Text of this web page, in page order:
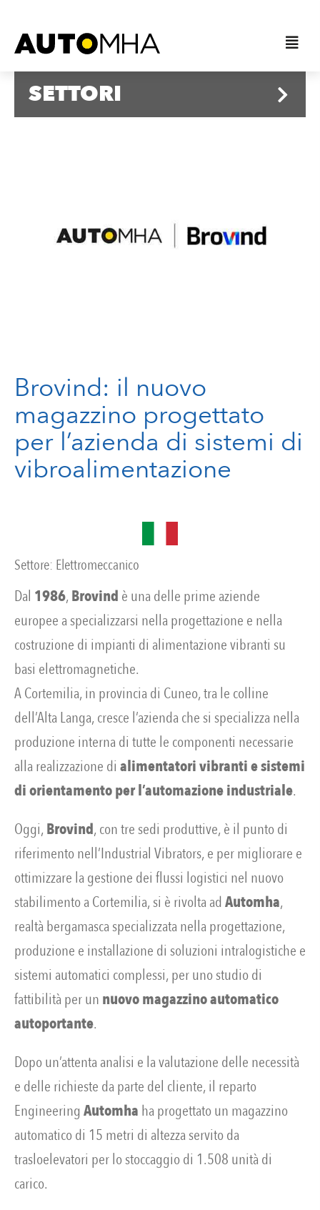
SETTORI
Brovind: il nuovo
magazzino progettato
per l’azienda di sistemi di
vibroalimentazione
Settore: Elettromeccanico
Dal 1986, Brovind è una delle prime aziende
europee a specializzarsi nella progettazione e nella
costruzione di impianti di alimentazione vibranti su
basi elettromagnetiche.
A Cortemilia, in provincia di Cuneo, tra le colline
dell’Alta Langa, cresce l’azienda che si specializza nella
produzione interna di tutte le componenti necessarie
alla realizzazione di alimentatori vibranti e sistemi
di orientamento per l’automazione industriale.
Oggi, Brovind, con tre sedi produttive, è il punto di
riferimento nell’Industrial Vibrators, e per migliorare e
ottimizzare la gestione dei flussi logistici nel nuovo
stabilimento a Cortemilia, si è rivolta adAutomha,
realtà bergamasca specializzata nella progettazione,
produzione e installazione di soluzioni intralogistiche e
sistemi automatici complessi, per uno studio di
fattibilità per un nuovo magazzino automatico
autoportante.
Dopo un’attenta analisi e la valutazione delle necessità
e delle richieste da parte del cliente, il reparto
EngineeringAutomha ha progettato un magazzino
automatico di 15 metri di altezza servito da
trasloelevatori per lo stoccaggio di 1.508 unità di
carico.